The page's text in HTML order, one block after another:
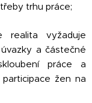
trhu práce;
realita vyžaduje
a částečné
práce a
žen na